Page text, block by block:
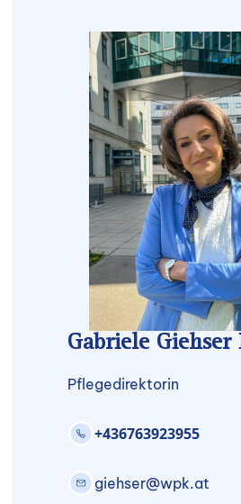
Gabriele Giehser
Pflegedirektorin
+436763923955
giehser@wpk.at